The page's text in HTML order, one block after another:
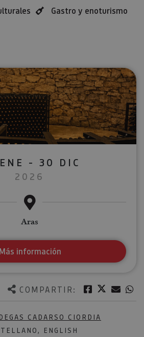
Gastro y enoturismo
COMPARTIR: Facebook
Twitter
CADARSO CIORDIA
ENGLISH
- 30 DIC
2026
Aras
Más información